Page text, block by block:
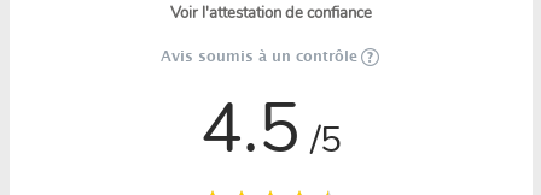
Voir l'attestation de confiance
Avis soumis à un contrôle
4.5 /5